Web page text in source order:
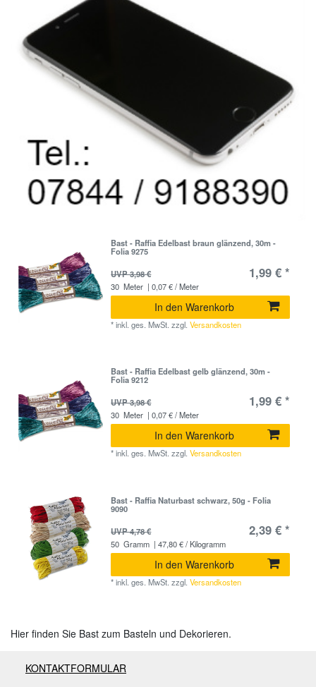
Bast - Raffia Edelbast braun glänzend, 30m -
Folia 9275
UVP 3,98 €
1,99 € *
30 Meter | 0,07 € / Meter
In den Warenkorb
*inkl. ges. MwSt. zzgl.Versandkosten
Bast - Raffia Edelbast gelb glänzend, 30m -
Folia 9212
UVP 3,98 €
1,99 € *
30 Meter | 0,07 € / Meter
In den Warenkorb
*inkl. ges. MwSt. zzgl.Versandkosten
Bast - Raffia Naturbast schwarz, 50g - Folia
9090
UVP 4,78 €
2,39 € *
50 Gramm | 47,80 € / Kilogramm
In den Warenkorb
*inkl. ges. MwSt. zzgl.Versandkosten
Hier finden Sie Bast zum Basteln und Dekorieren.
KONTAKTFORMULAR